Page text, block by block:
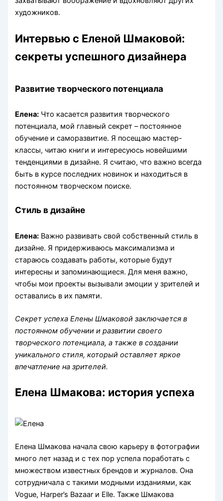
художников.
Интервью с Еленой Шмаковой:
секреты успешного дизайнера
Развитие творческого потенциала
Елена: Что касается развития творческого
потенциала, мой главный секрет – постоянное
обучение и саморазвитие. Я посещаю мастер-
классы, читаю книги и интересуюсь новейшими
тенденциями в дизайне. Я считаю, что важно всегда
быть в курсе последних новинок и находиться в
постоянном творческом поиске.
Стиль в дизайне
Елена: Важно развивать свой собственный стиль в
дизайне. Я придерживаюсь максимализма и
стараюсь создавать работы, которые будут
интересны и запоминающиеся. Для меня важно,
чтобы мои проекты вызывали эмоции у зрителей и
оставались в их памяти.
Секрет успеха Елены Шмаковой заключается в
постоянном обучении и развитии своего
творческого потенциала, а также в создании
уникального стиля, который оставляет яркое
впечатление на зрителей.
Елена Шмакова: история успеха
Елена Шмакова начала свою карьеру в фотографии
много лет назад и с тех пор успела поработать с
множеством известных брендов и журналов. Она
сотрудничала с такими модными изданиями, как
Vogue, Harper’s Bazaar и Elle. Также Шмакова